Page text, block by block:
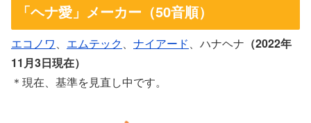
「ヘナ愛」メーカー（50音順）
エコノワ、 エムテック、 ナイアード、ハナヘナ （2022年
11月3日現在）
＊現在、基準を見直し中です。